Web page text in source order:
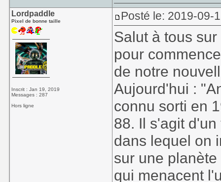
Lordpaddle
Pixel de bonne taille
Inscrit : Jan 19, 2019
Messages : 287
Hors ligne
Posté le: 2019-09-
Salut à tous
pour
de notre
Aujourd'hui :
connu sorti en
88. Il s'agit
dans lequel on
sur une
qui menacent